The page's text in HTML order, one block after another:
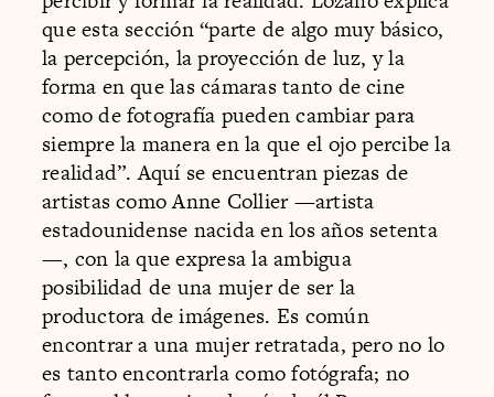
que esta sección “parte de algo muy básico,
la percepción, la proyección de luz, y la
forma en que las cámaras tanto de cine
como de fotografía pueden cambiar para
siempre la manera en la que el ojo percibe la
realidad”. Aquí se encuentran piezas de
artistas como Anne Collier —artista
estadounidense nacida en los años setenta
—, con la que expresa la ambigua
posibilidad de una mujer de ser la
productora de imágenes. Es común
encontrar a una mujer retratada, pero no lo
es tanto encontrarla como fotógrafa; no